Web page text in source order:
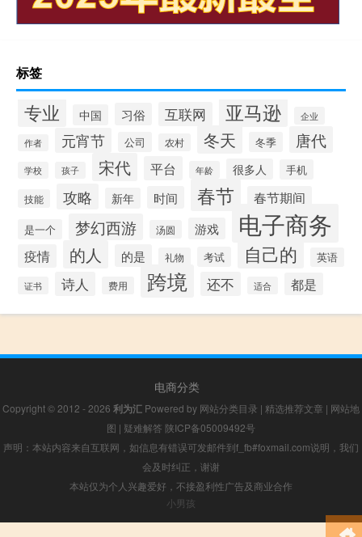
标签
专业 中国 习俗 互联网 亚马逊 企业
作者 元宵节 公司 农村 冬天 冬季 唐代
学校 孩子 宋代 平台 年龄 很多人 手机
技能 攻略 新年 时间 春节 春节期间
是一个 梦幻西游 汤圆 游戏 电子商务
疫情 的人 的是 礼物 考试 自己的 英语
证书 诗人 费用 跨境 还不 适合 都是
电商分类
Copyright © 2012 - 2026 利为汇 Powered by 网站分类目录 | 精选推荐文章 | 网站地
图 | 疑难解答 陕ICP备05009492号
声明：本站内容来自互联网，如信息有错误可发邮件到f_fb#foxmail.com说明，我们
会及时纠正，谢谢
本站仅为个人兴趣爱好，不接盈利性广告及商业合作
小男孩